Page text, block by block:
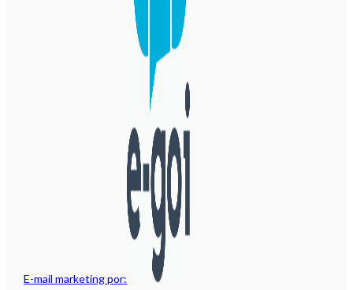
E-mail marketing por: